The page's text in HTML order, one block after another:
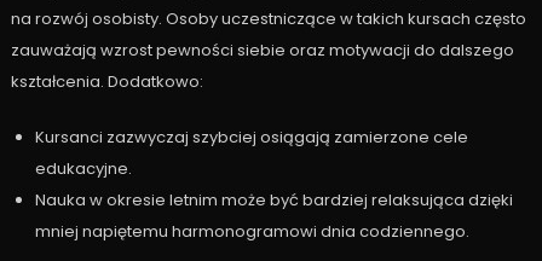
na rozwój osobisty. Osoby uczestniczące w takich kursach często
zauważają wzrost pewności siebie oraz motywacji do dalszego
kształcenia. Dodatkowo:
Kursanci zazwyczaj szybciej osiągają zamierzone cele
edukacyjne.
Nauka w okresie letnim może być bardziej relaksująca dzięki
mniej napiętemu harmonogramowi dnia codziennego.